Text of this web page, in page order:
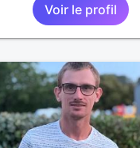
Voir le profil